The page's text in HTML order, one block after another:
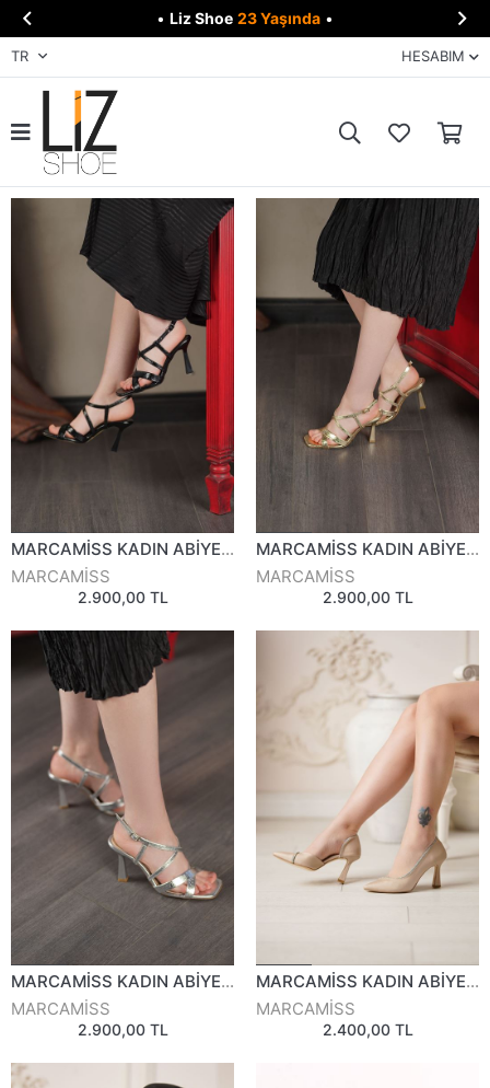
 • Liz Shoe 23 Yaşında • 
TR HESABIM
MARCAMİSS KADIN ABİYE AYAKKABI 837326Y
MARCAMİSS
2.900,00 TL
MARCAMİSS KADIN ABİYE AYAKKABI 837326Y
MARCAMİSS
2.900,00 TL
MARCAMİSS KADIN ABİYE AYAKKABI 837326Y
MARCAMİSS
2.900,00 TL
MARCAMİSS KADIN ABİYE AYAKKABI 828525Y
MARCAMİSS
2.400,00 TL